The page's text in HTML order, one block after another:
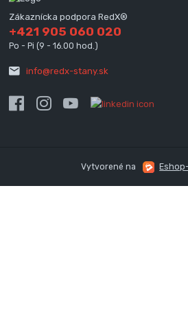
Zákaznícka podpora RedX®
+421 905 060 020
Po - Pi (9 - 16.00 hod.)
info@redx-stany.sk
Vytvorené na